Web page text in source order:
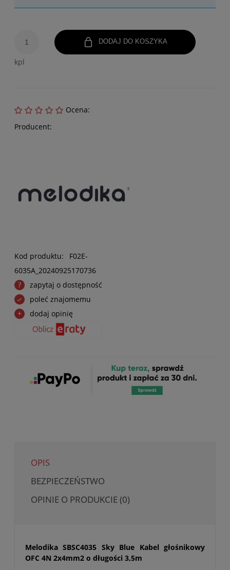
kpl
DODAJ DO KOSZYKA
Ocena:
Producent:
Kod produktu:
F02E-
6035A_20240925170736
zapytaj o dostępność
poleć znajomemu
dodaj opinię
OPIS
BEZPIECZEŃSTWO
OPINIE O PRODUKCIE (0)
Melodika SBSC4035 Sky Blue Kabel głośnikowy
OFC 4N 2x4mm2 o długości 3,5m